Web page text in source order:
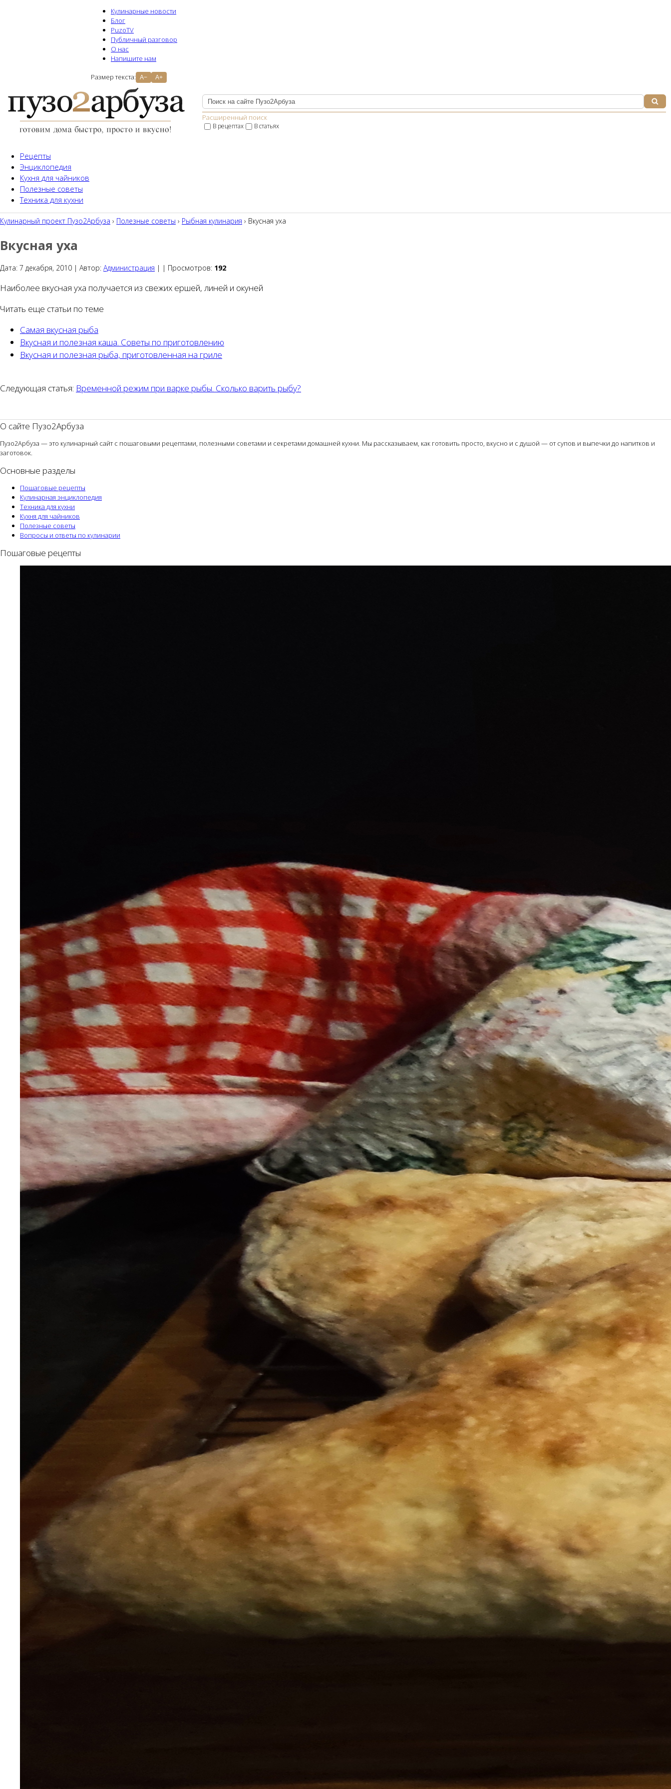
Кулинарные новости
Блог
PuzoTV
Публичный разговор
О нас
Напишите нам
Размер текста: A− A+
Расширенный поиск
В рецептах В статьях
Рецепты
Энциклопедия
Кухня для чайников
Полезные советы
Техника для кухни
Кулинарный проект Пузо2Aрбуза › Полезные советы › Рыбная кулинария › Вкусная уха
Вкусная уха
Дата: 7 декабря, 2010 | Автор: Администрация | | Просмотров: 192
Наиболее вкусная уха получается из свежих ершей, линей и окуней
Читать еще статьи по теме
Самая вкусная рыба
Вкусная и полезная каша. Советы по приготовлению
Вкусная и полезная рыба, приготовленная на гриле
Следующая статья: Временной режим при варке рыбы. Сколько варить рыбу?
О сайте Пузо2Арбуза
Пузо2Арбуза — это кулинарный сайт с пошаговыми рецептами, полезными советами и секретами домашней кухни. Мы рассказываем, как готовить просто, вкусно и с душой — от супов и выпечки до напитков и
заготовок.
Основные разделы
Пошаговые рецепты
Кулинарная энциклопедия
Техника для кухни
Кухня для чайников
Полезные советы
Вопросы и ответы по кулинарии
Пошаговые рецепты